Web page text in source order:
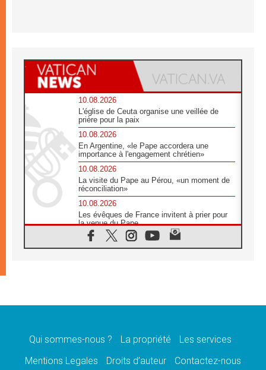
10.08.2026
L'église de Ceuta organise une veillée de
prière pour la paix
10.08.2026
En Argentine, «le Pape accordera une
importance à l'engagement chrétien»
10.08.2026
La visite du Pape au Pérou, «un moment de
réconciliation»
10.08.2026
Les évêques de France invitent à prier pour
la venue du Pape
10.08.2026
Création d'un réseau des médias catholiques
09.08.2026
09.08.2026
et à la protection des civils
Qui sommes-nous ? La propriété
Les services
Mentions Legales
Droits d’auteur Contactez-nous